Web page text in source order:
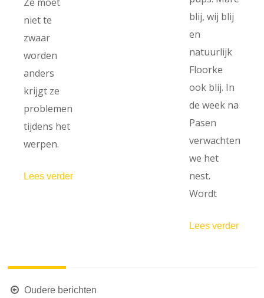
niet te
zwaar
worden
anders
krijgt ze
problemen
tijdens het
werpen.
Lees verder
blij, wij blij
en
natuurlijk
Floorke
ook blij. In
de week na
Pasen
verwachten
we het
nest.
Wordt
Lees verder
Berichten
Oudere berichten